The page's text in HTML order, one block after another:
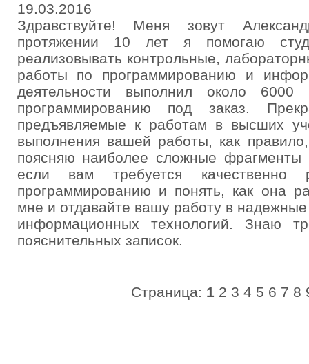
19.03.2016
Здравствуйте! Меня зовут
протяжении 10 лет я помогаю
реализовывать контрольные,
работы по программированию и
деятельности выполнил около
программированию под заказ.
предъявляемые к работам в высших
выполнения вашей работы, как
поясняю наиболее сложные фрагменты
если вам требуется качественно
программированию и понять, как она
мне и отдавайте вашу работу в
информационных технологий. Знаю
пояснительных записок.
Страница: 1 2 3 4 5 6 7 8